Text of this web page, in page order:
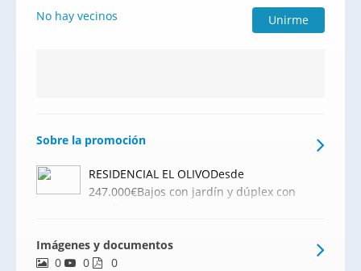
No hay vecinos Unirme
Sobre la promoción
RESIDENCIAL EL OLIVODesde
247.000€Bajos con jardín y dúplex con
proyecto moderno formado por 52
viviendas en planta baja con jardín y
Imágenes y documentos
0
0 0